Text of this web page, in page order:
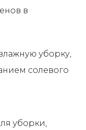
в
уборку,
солевого
уборки,